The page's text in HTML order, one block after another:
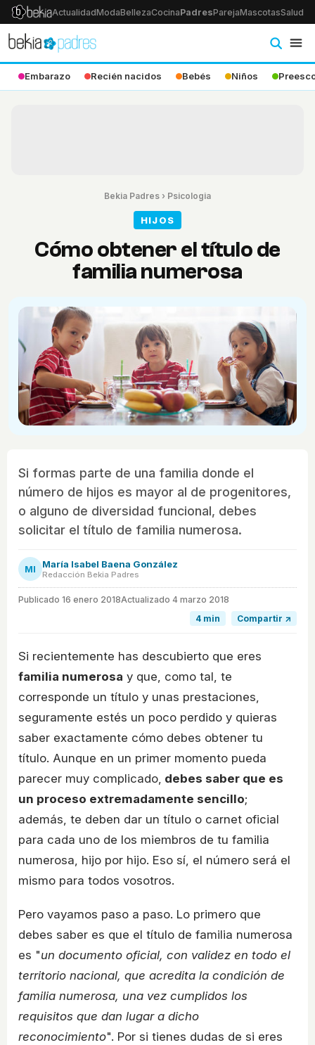
ActualidadModaBellezaCocinaPadresParejaMascotasSalud
Embarazo Recién nacidos Bebés Niños
Bekia Padres › Psicologia
HIJOS
Cómo obtener el título de
familia numerosa
Si formas parte de una familia donde el
número de hijos es mayor al de progenitores,
o alguno de diversidad funcional, debes
solicitar el título de familia numerosa.
MI María Isabel Baena González
Redacción Bekia Padres
Publicado 16 enero 2018Actualizado 4 marzo 2018
4 min
Compartir ↗
Si recientemente has descubierto que eres
familia numerosa y que, como tal, te
corresponde un título y unas prestaciones,
seguramente estés un poco perdido y quieras
saber exactamente cómo debes obtener tu
título. Aunque en un primer momento pueda
parecer muy complicado, debes saber que es
un proceso extremadamente sencillo;
además, te deben dar un título o carnet oficial
para cada uno de los miembros de tu familia
numerosa, hijo por hijo. Eso sí, el número será el
mismo para todos vosotros.
Pero vayamos paso a paso. Lo primero que
debes saber es que el título de familia numerosa
es "un documento oficial, con validez en todo el
territorio nacional, que acredita la condición de
familia numerosa, una vez cumplidos los
requisitos que dan lugar a dicho
reconocimiento". Por si tienes dudas de si eres